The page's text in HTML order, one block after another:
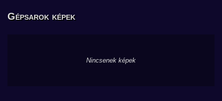
Gépsarok képek
Nincsenek képek